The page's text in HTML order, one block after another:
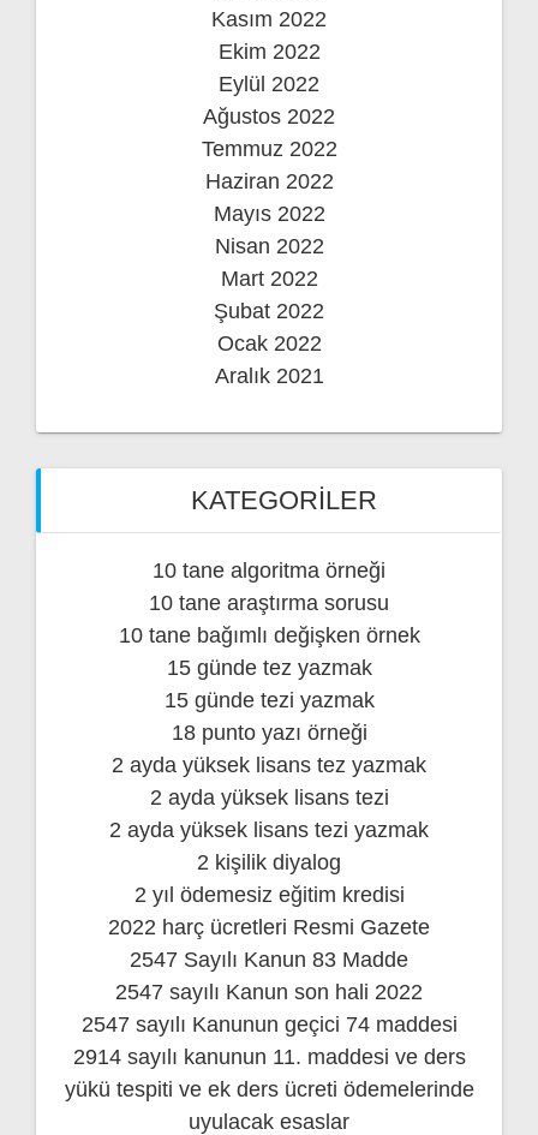
Kasım 2022
Ekim 2022
Eylül 2022
Ağustos 2022
Temmuz 2022
Haziran 2022
Mayıs 2022
Nisan 2022
Mart 2022
Şubat 2022
Ocak 2022
Aralık 2021
KATEGORILER
10 tane algoritma örneği
10 tane araştırma sorusu
10 tane bağımlı değişken örnek
15 günde tez yazmak
15 günde tezi yazmak
18 punto yazı örneği
2 ayda yüksek lisans tez yazmak
2 ayda yüksek lisans tezi
2 ayda yüksek lisans tezi yazmak
2 kişilik diyalog
2 yıl ödemesiz eğitim kredisi
2022 harç ücretleri Resmi Gazete
2547 Sayılı Kanun 83 Madde
2547 sayılı Kanun son hali 2022
2547 sayılı Kanunun geçici 74 maddesi
2914 sayılı kanunun 11. maddesi ve ders
yükü tespiti ve ek ders ücreti ödemelerinde
uyulacak esaslar